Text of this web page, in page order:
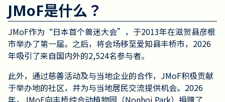
JMoF是什么？
JMoF作为“日本首个兽迷大会”，于2013年在滋贺县彦根
市举办了第一届。之后，将会场移至爱知县丰桥市，2026
年吸引了来自国内外的2,524名参与者。
此外，通过慈善活动及与当地企业的合作，JMoF积极贡献
于举办地的社区，并为与当地居民交流提供机会。2026